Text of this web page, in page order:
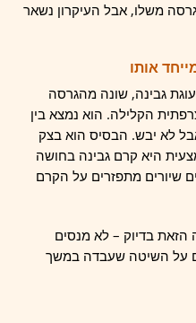
משלו, אבל העיקרון נשאר
אותו
עוגת גבינה, שונה מהגרסה
הקלילה. הוא נמצא בין
לא יבש. הבסיס הוא בצק
היא קרם גבינה בחושה
שיורים מתפזרים על הקרם
הזאת בדיוק – לא מנסים
על השיטה שעבדה במשך